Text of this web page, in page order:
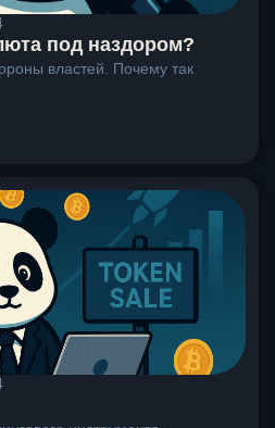
под наздором?
властей. Почему так